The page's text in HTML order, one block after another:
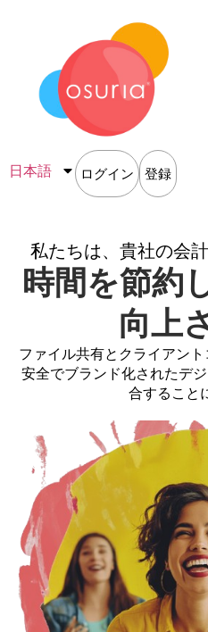
日本語 ログイン 登録
私たちは、貴社の会
時間を節約
向上
ファイル共有とクライアン
安全でブランド化されたデ
合すること